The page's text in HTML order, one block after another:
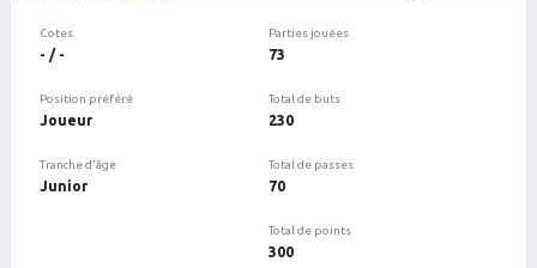
Cotes
- / -
Position préféré
Joueur
Tranche d'âge
Junior
Parties jouées
73
Total de buts
230
Total de passes
70
Total de points
300